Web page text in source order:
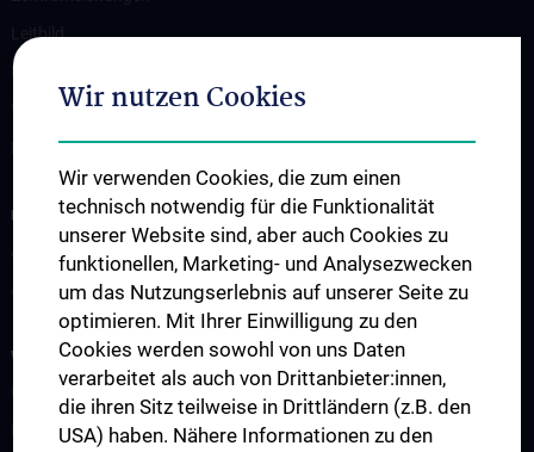
Leitbild
Wie Sie uns finden
Events
UNSERE ABTEILUNGEN
Abteilung für Zell- und Entwicklungsbiologie
WISSENSCHAFT & FORSCHUNG
Forschung an der Abteilung für Anatomie
Forschung an der Abteilung für Zellbiologie
Wir nutzen Cookies
Wir verwenden Cookies, die zum einen
technisch notwendig für die Funktionalität
unserer Website sind, aber auch Cookies zu
funktionellen, Marketing- und Analysezwecken
um das Nutzungserlebnis auf unserer Seite zu
optimieren. Mit Ihrer Einwilligung zu den
Cookies werden sowohl von uns Daten
verarbeitet als auch von Drittanbieter:innen,
die ihren Sitz teilweise in Drittländern (z.B. den
USA) haben. Nähere Informationen zu den